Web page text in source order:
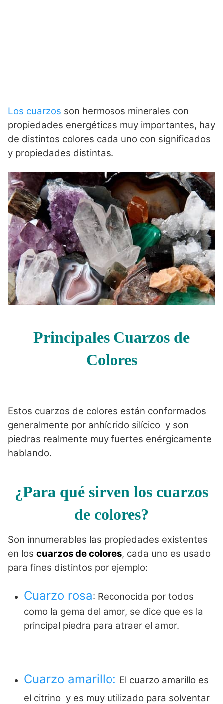
Los cuarzos son hermosos minerales con
propiedades energéticas muy importantes, hay
de distintos colores cada uno con significados
y propiedades distintas.
Principales Cuarzos de
Colores
Estos cuarzos de colores están conformados
generalmente por anhídrido silícico y son
piedras realmente muy fuertes enérgicamente
hablando.
¿Para qué sirven los cuarzos
de colores?
Son innumerables las propiedades existentes
en los cuarzos de colores, cada uno es usado
para fines distintos por ejemplo:
Cuarzo rosa: Reconocida por todos
como la gema del amor, se dice que es la
principal piedra para atraer el amor.
Cuarzo amarillo: El cuarzo amarillo es
el citrino y es muy utilizado para solventar